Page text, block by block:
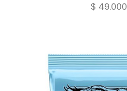
$ 49.000